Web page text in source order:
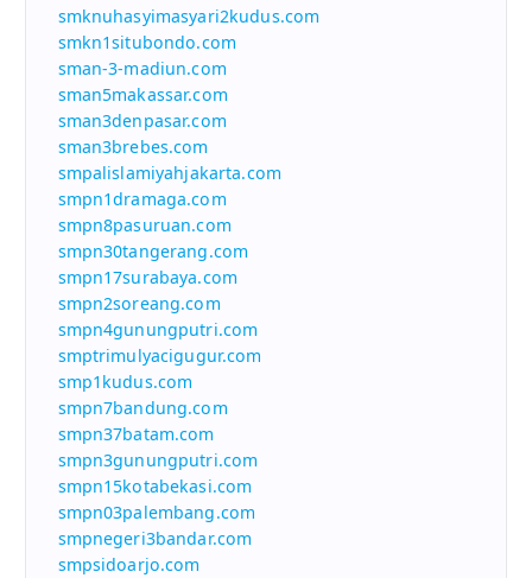
smknuhasyimasyari2kudus.com
smkn1situbondo.com
sman-3-madiun.com
sman5makassar.com
sman3denpasar.com
sman3brebes.com
smpalislamiyahjakarta.com
smpn1dramaga.com
smpn8pasuruan.com
smpn30tangerang.com
smpn17surabaya.com
smpn2soreang.com
smpn4gunungputri.com
smptrimulyacigugur.com
smp1kudus.com
smpn7bandung.com
smpn37batam.com
smpn3gunungputri.com
smpn15kotabekasi.com
smpn03palembang.com
smpnegeri3bandar.com
smpsidoarjo.com